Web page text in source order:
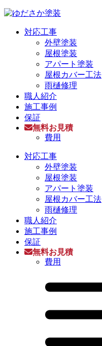
対応工事
外壁塗装
屋根塗装
アパート塗装
屋根カバー工法
雨樋修理
職人紹介
施工事例
保証
無料お見積
費用
対応工事
外壁塗装
屋根塗装
アパート塗装
屋根カバー工法
雨樋修理
職人紹介
施工事例
保証
無料お見積
費用